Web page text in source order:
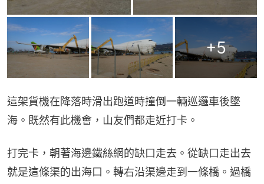
+5
這架貨機在降落時滑出跑道時撞倒一輛巡邏車後墜
海。既然有此機會，山友們都走近打卡。
打完卡，朝著海邊鐵絲網的缺口走去。從缺口走出去
就是這條渠的出海口。轉右沿渠邊走到一條橋。過橋